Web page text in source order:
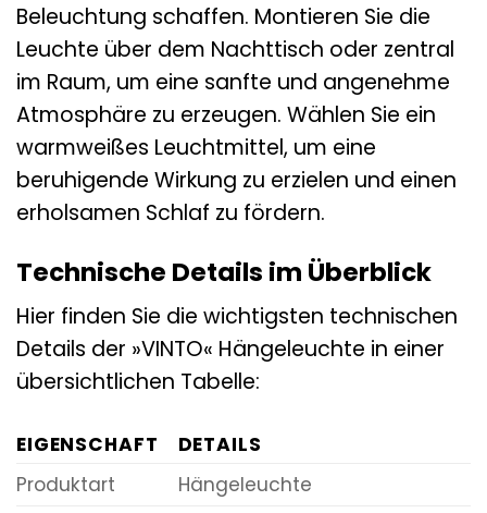
Beleuchtung schaffen. Montieren Sie die
Leuchte über dem Nachttisch oder zentral
im Raum, um eine sanfte und angenehme
Atmosphäre zu erzeugen. Wählen Sie ein
warmweißes Leuchtmittel, um eine
beruhigende Wirkung zu erzielen und einen
erholsamen Schlaf zu fördern.
Technische Details im Überblick
Hier finden Sie die wichtigsten technischen
Details der »VINTO« Hängeleuchte in einer
übersichtlichen Tabelle:
EIGENSCHAFT
DETAILS
Produktart
Hängeleuchte